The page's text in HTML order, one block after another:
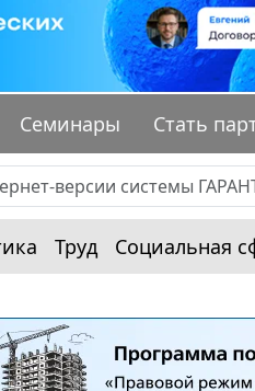
Семинары Стать
Труд Социальная